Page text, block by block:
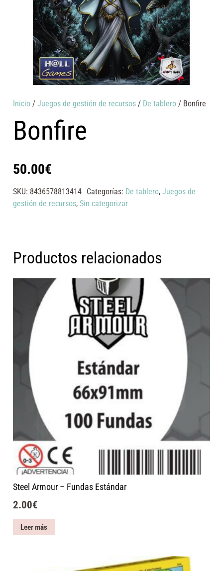
Inicio /Juegos de gestión de recursos / De tablero / Bonfire
Bonfire
50.00€
SKU: 8436578813414 Categorías: De tablero, Juegos de
gestión de recursos,Sin categorizar
Productos relacionados
Steel Armour – Fundas Estándar
2.00€
Leer más